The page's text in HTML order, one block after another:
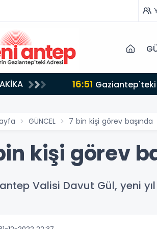
16:51
GÜNCEL 7 bin kişi görev başında
kişi görev
Valisi Davut Gül, yeni